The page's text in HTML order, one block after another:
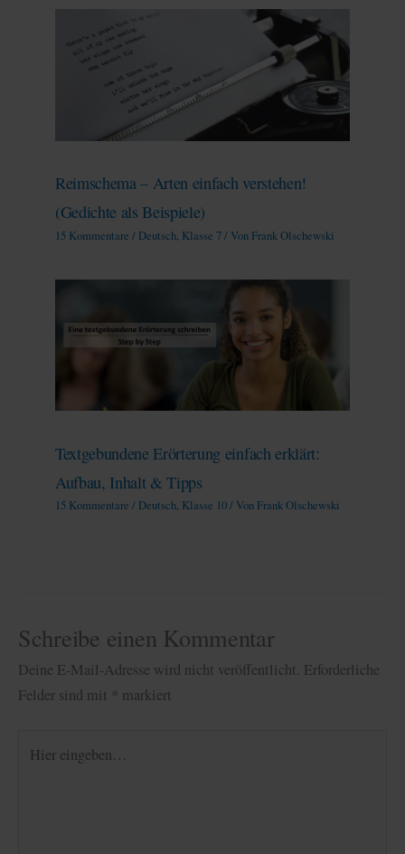
Reimschema – Arten einfach verstehen!
(Gedichte als Beispiele)
15 Kommentare / Deutsch, Klasse 7/ Von Frank Olschewski
Textgebundene Erörterung einfach erklärt:
Aufbau, Inhalt & Tipps
15 Kommentare / Deutsch, Klasse 10/ Von Frank Olschewski
Schreibe einen Kommentar
Deine E-Mail-Adresse wird nicht veröffentlicht. Erforderliche
Felder sind mit * markiert
eingeben…